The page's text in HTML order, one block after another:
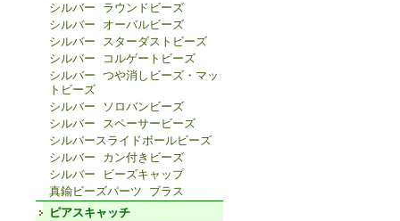
シルバー ラウンドビーズ
シルバー オーバルビーズ
シルバー スターダストビーズ
シルバー コルゲートビーズ
シルバー つや消しビーズ・マッ
トビーズ
シルバー ソロバンビーズ
シルバー スペーサービーズ
シルバースライドボールビーズ
シルバー カン付きビーズ
シルバー ビーズキャップ
真鍮ビーズパーツ ブラス
ピアスキャッチ